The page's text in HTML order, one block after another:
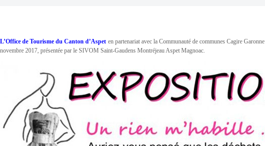
L’Office de Tourisme du Canton d’Aspet en partenariat avec la Communauté de communes Cagire
novembre 2017, présentée par le SIVOM Saint-Gaudens Montréjeau Aspet Magnoac.